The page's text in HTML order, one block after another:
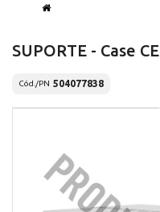
SUPORTE - Case CE
Cód./PN 504077838